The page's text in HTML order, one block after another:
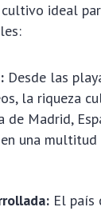
ideal
Desde las
la riqueza
de Madrid,
una
El país